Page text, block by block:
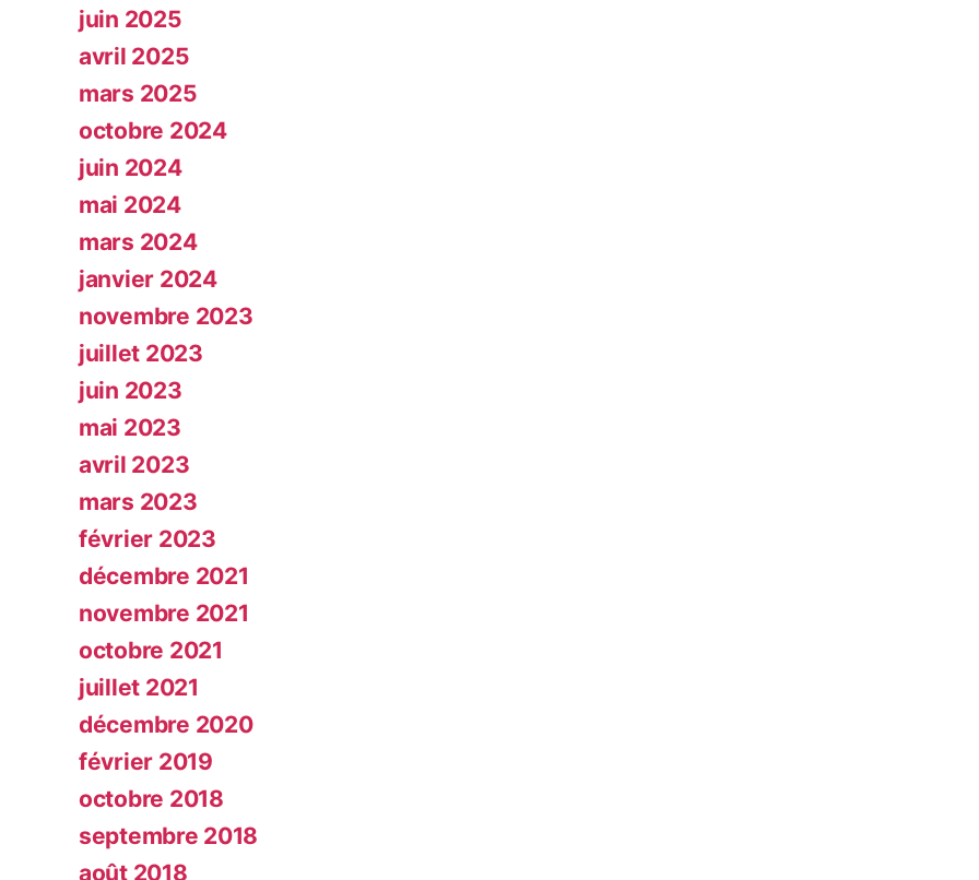
juin 2025
avril 2025
mars 2025
octobre 2024
juin 2024
mai 2024
mars 2024
janvier 2024
novembre 2023
juillet 2023
juin 2023
mai 2023
avril 2023
mars 2023
février 2023
décembre 2021
novembre 2021
octobre 2021
juillet 2021
décembre 2020
février 2019
octobre 2018
septembre 2018
août 2018